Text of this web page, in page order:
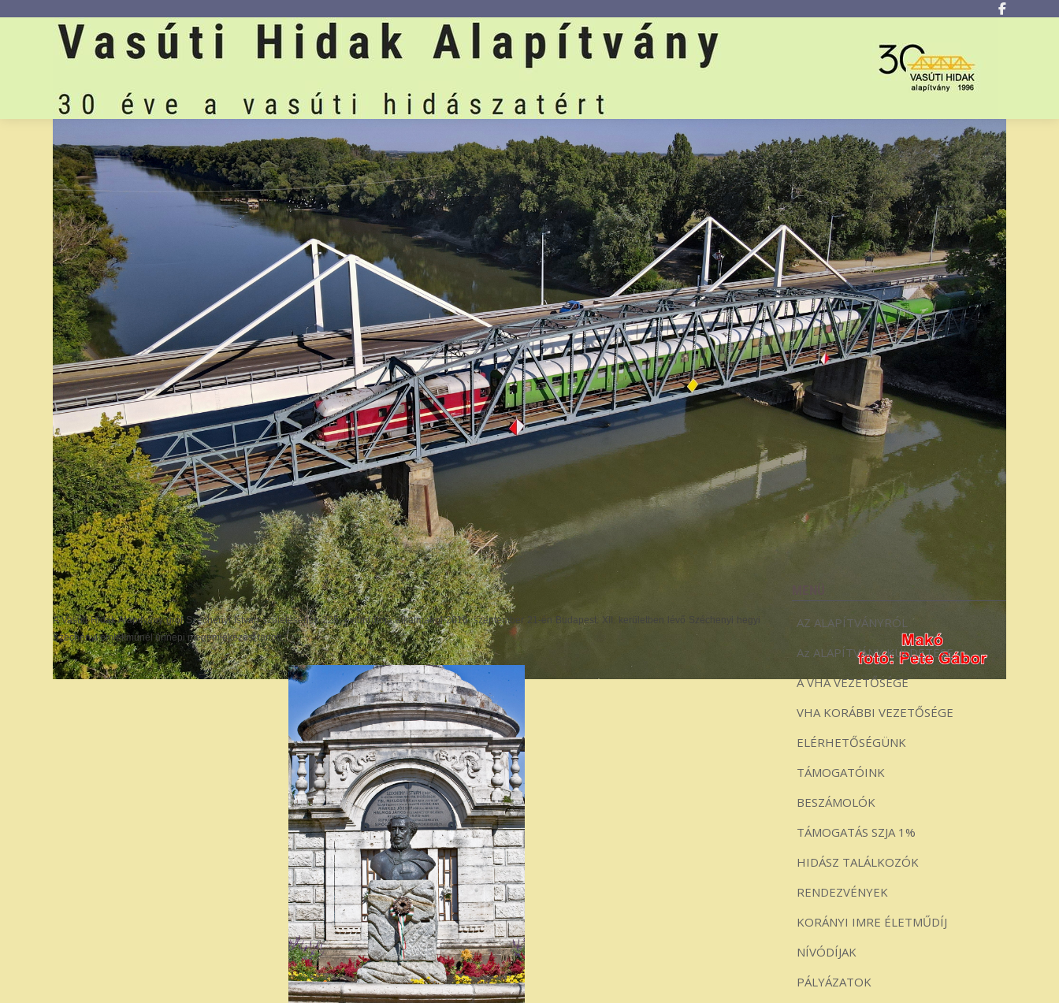
A Vasúti Hidak Alapítvány gróf Széchenyi István születésének 225. évfordulója alkalmából 2016. szeptember 21-én Budapest. XII. kerületben lévő Széchenyi hegyi
Széchényi emlékműnél ünnepi megemlékezést tartott.
AZ ALAPÍTVÁNYRÓL
Az ALAPÍTVÁNY KÜLDETÉSE
A VHA VEZETŐSÉGE
VHA KORÁBBI VEZETŐSÉGE
ELÉRHETŐSÉGÜNK
TÁMOGATÓINK
BESZÁMOLÓK
TÁMOGATÁS SZJA 1%
HIDÁSZ TALÁLKOZÓK
RENDEZVÉNYEK
KORÁNYI IMRE ÉLETMŰDÍJ
NÍVÓDÍJAK
PÁLYÁZATOK